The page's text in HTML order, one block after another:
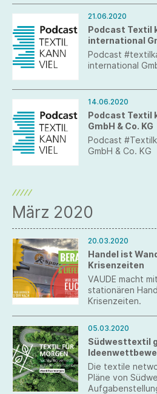
21.06.2020
Podcast Textil
international
Podcast
international
14.06.2020
Podcast Textil
GmbH & Co. KG
Podcast
GmbH & Co. KG
März 2020
20.03.2020
Handel ist
Krisenzeiten
VAUDE macht
stationären
Krisenzeiten.
05.03.2020
Südwesttextil
Die textile
Pläne von